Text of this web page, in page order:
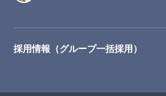
採用情報（グループ一括採用）